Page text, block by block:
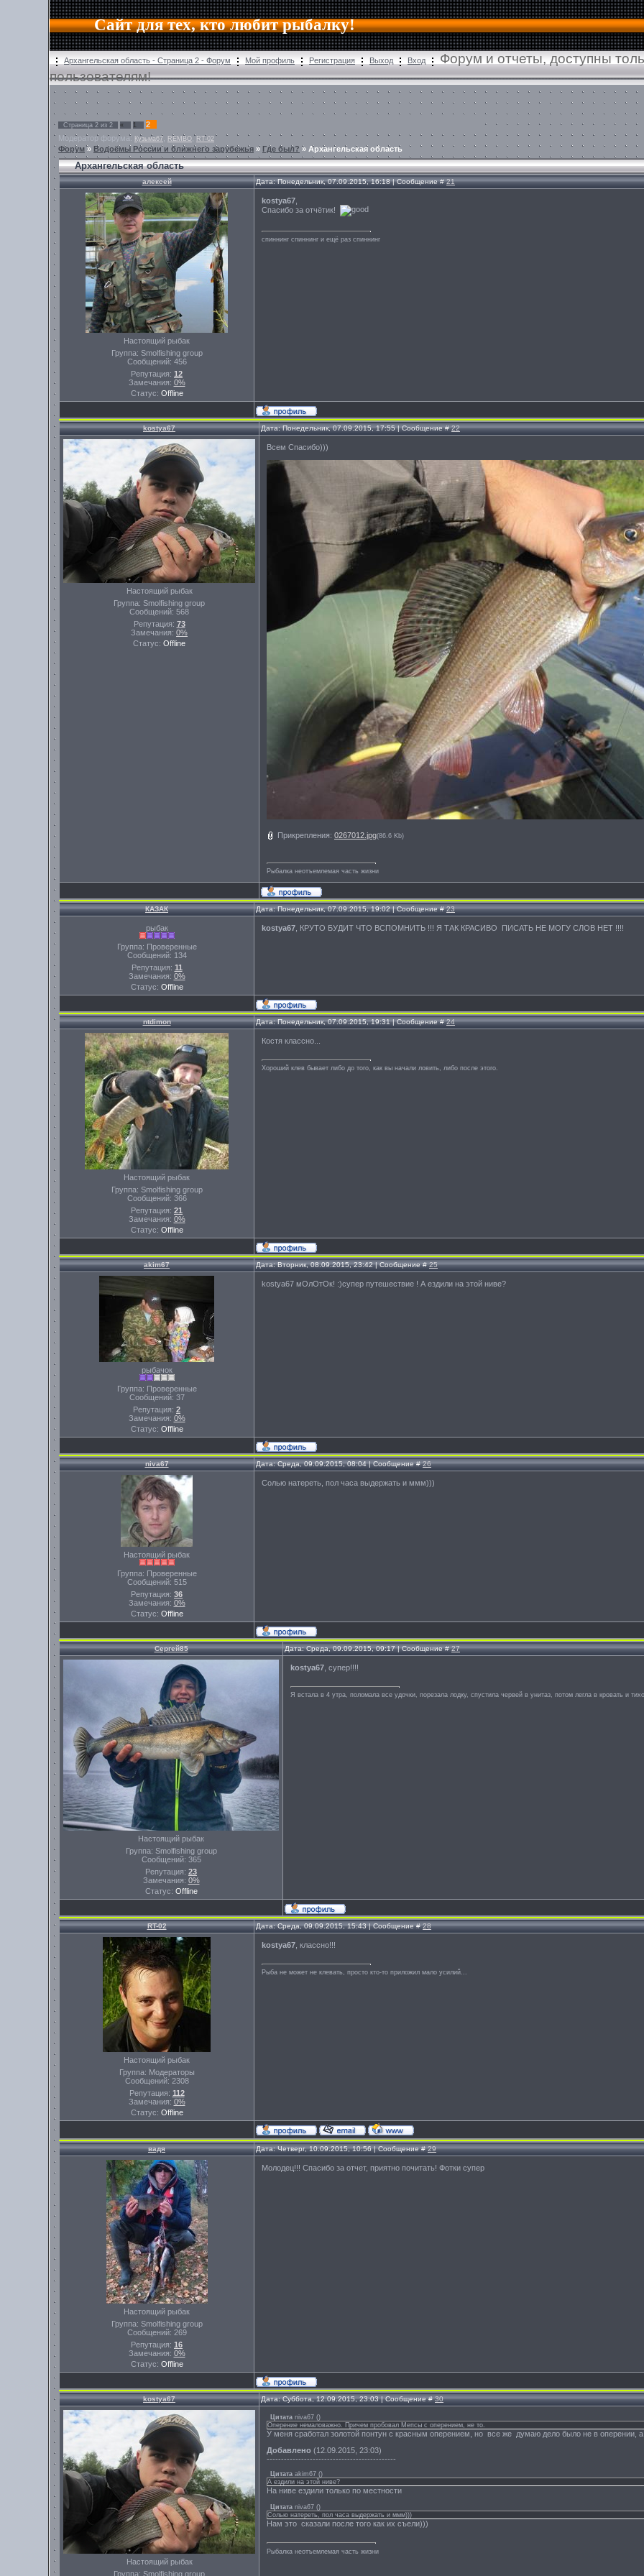
Сайт для тех, кто любит рыбалку!
Архангельская область - Страница 2 - Форум Мой профиль Регистрация Выход Вход
Форум и отчеты, доступны
пользователям!
Страница 2 из 2 « 1
2
Модератор форума: Кузьма67 REMBO , RT-02
Форум» Водоёмы России и ближнего зарубежья » Где был? » Архангельская область
Архангельская область
алексей Дата: Понедельник, 07.09.2015, 16:18 | Сообщение #21
Настоящий рыбак
Группа: Smolfishing group
Сообщений: 456
Репутация: 12
Замечания: 0%
Статус: Offline
kostya67
Спасибо за отчётик!
спиннинг спиннинг и ещё раз спиннинг
kostya67 Дата: Понедельник, 07.09.2015, 17:55 | Сообщение #22
Настоящий рыбак
Группа: Smolfishing group
Сообщений: 568
Репутация: 73
Замечания: 0%
Статус: Offline
Всем Спасибо)))
Прикрепления: 0267012.jpg(86.6 Kb)
Рыбалка неотъемлемая часть жизни
КАЗАК Дата: Понедельник, 07.09.2015, 19:02 | Сообщение #23
рыбак
Группа: Проверенные
Сообщений: 134
Репутация: 11
Замечания: 0%
Статус: Offline
kostya67 , КРУТО БУДИТ ЧТО ВСПОМНИТЬ !!! Я ТАК КРАСИВО ПИСАТЬ НЕ МОГУ СЛОВ НЕТ !!!!
ntdimon Дата: Понедельник, 07.09.2015, 19:31 | Сообщение #24
Настоящий рыбак
Группа: Smolfishing group
Сообщений: 366
Репутация: 21
Замечания: 0%
Статус: Offline
Костя классно...
Хороший клев бывает либо до того, как вы начали ловить, либо после этого.
akim67 Дата: Вторник, 08.09.2015, 23:42 | Сообщение #25
рыбачок
Группа: Проверенные
Сообщений: 37
Репутация: 2
Замечания: 0%
Статус: Offline
kostya67 мОлОтОк! :)супер путешествие ! А ездили на этой ниве?
niva67 Дата: Среда, 09.09.2015, 08:04 | Сообщение #26
Настоящий рыбак
Группа: Проверенные
Сообщений: 515
Репутация: 36
Замечания: 0%
Статус: Offline
Солью натереть, пол часа выдержать и ммм)))
Сергей85 Дата: Среда, 09.09.2015, 09:17 | Сообщение #27
Настоящий рыбак
Группа: Smolfishing group
Сообщений: 365
Репутация: 23
Замечания: 0%
Статус: Offline
kostya67 , супер!!!!
Я встала в 4 утра, поломала все удочки, порезала лодку, спустила червей в унитаз, потом легла в кровать и
RT-02 Дата: Среда, 09.09.2015, 15:43 | Сообщение #28
Настоящий рыбак
Группа: Модераторы
Сообщений: 2308
Репутация: 112
Замечания: 0%
Статус: Offline
kostya67 , классно!!!
Рыба не может не клевать, просто кто-то приложил мало усилий...
вадя Дата: Четверг, 10.09.2015, 10:56 | Сообщение #29
Настоящий рыбак
Группа: Smolfishing group
Сообщений: 269
Репутация: 16
Замечания: 0%
Статус: Offline
Молодец!!! Спасибо за отчет, приятно почитать! Фотки супер
kostya67 Дата: Суббота, 12.09.2015, 23:03 | Сообщение #30
Настоящий рыбак
Группа: Smolfishing group
Цитата niva67 ()
Оперение немаловажно. Причем пробовал Мепсы с оперением, не то.
У меня сработал золотой понтун с красным оперением, но все же думаю дело было не в оперении, а
Добавлено (12.09.2015, 23:03)
---------------------------------------------
Цитата akim67 ()
А ездили на этой ниве?
На ниве ездили только по местности
Цитата niva67 ()
Солью натереть, пол часа выдержать и ммм)))
Нам это сказали после того как их съели)))
Рыбалка неотъемлемая часть жизни